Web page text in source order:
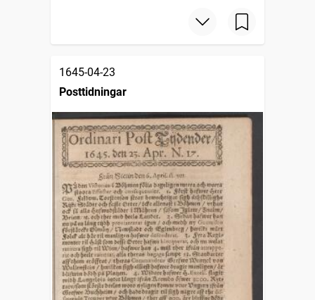
1645-04-23
Posttidningar